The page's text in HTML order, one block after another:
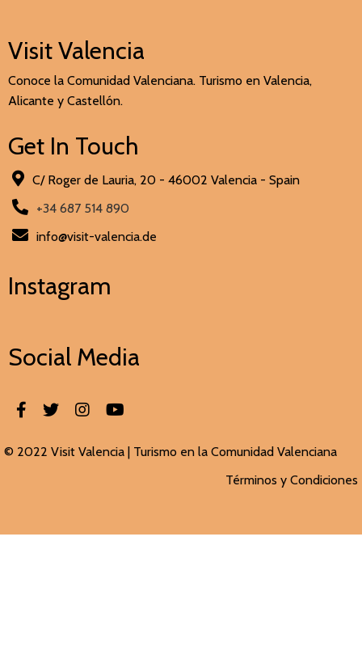
Visit Valencia
Conoce la Comunidad Valenciana. Turismo en Valencia,
Alicante y Castellón.
Get In Touch
C/ Roger de Lauria, 20 - 46002 Valencia - Spain
+34 687 514 890
info@visit-valencia.de
Instagram
Social Media
© 2022 Visit Valencia | Turismo en la Comunidad Valenciana
Términos y Condiciones